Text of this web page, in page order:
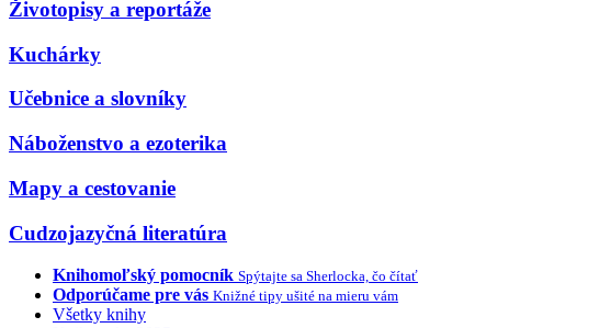
Životopisy a reportáže
Kuchárky
Učebnice a slovníky
Náboženstvo a ezoterika
Mapy a cestovanie
Cudzojazyčná literatúra
Knihomoľský pomocník Spýtajte sa Sherlocka, čo čítať
Odporúčame pre vás Knižné tipy ušité na mieru vám
Všetky knihy